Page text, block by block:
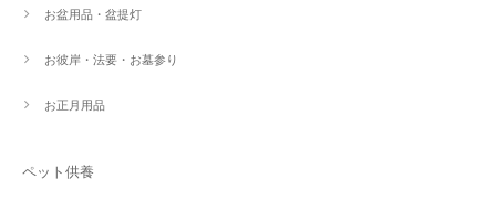
お盆用品・盆提灯
お彼岸・法要・お墓参り
お正月用品
ペット供養